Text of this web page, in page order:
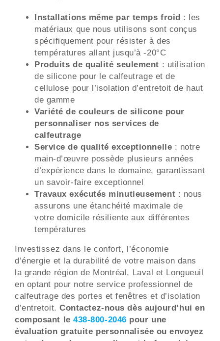
Installations même par temps froid : les
matériaux que nous utilisons sont conçus
spécifiquement pour résister à des
températures allant jusqu’à -20°C
Produits de qualité seulement : utilisation
de silicone pour le calfeutrage et de
cellulose pour l’isolation d’entretoit de haut
de gamme
Variété de couleurs de silicone pour
personnaliser nos services de
calfeutrage
Service de qualité exceptionnelle : notre
main-d’œuvre possède plusieurs années
d’expérience dans le domaine, garantissant
un savoir-faire exceptionnel
Travaux exécutés minutieusement : nous
assurons une étanchéité maximale de
votre domicile résiliente aux différentes
températures
Investissez dans le confort, l’économie
d’énergie et la durabilité de votre maison dans
la grande région de Montréal, Laval et Longueuil
en optant pour notre service professionnel de
calfeutrage des portes et fenêtres et d’isolation
d’entretoit.Contactez-nous dès aujourd’hui en
composant le438-800-2046 pour une
évaluation gratuite personnalisée ou envoyez